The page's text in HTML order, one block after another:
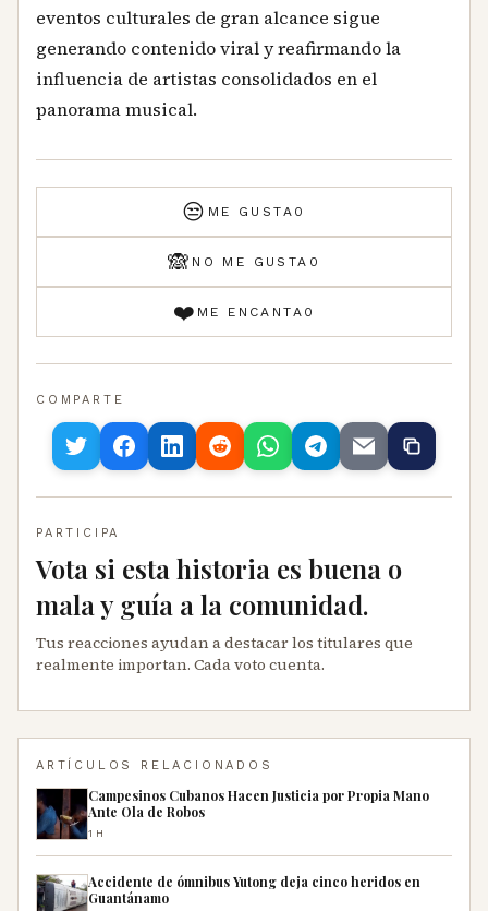
eventos culturales de gran alcance sigue
generando contenido viral y reafirmando la
influencia de artistas consolidados en el
panorama musical.
😒 ME GUSTA 0
🙈 NO ME GUSTA 0
❤️ ME ENCANTA 0
COMPARTE
PARTICIPA
Vota si esta historia es buena o
mala y guía a la comunidad.
Tus reacciones ayudan a destacar los titulares que
realmente importan. Cada voto cuenta.
ARTÍCULOS RELACIONADOS
Campesinos Cubanos Hacen Justicia por Propia Mano
Ante Ola de Robos
1H
Accidente de ómnibus Yutong deja cinco heridos en
Guantánamo